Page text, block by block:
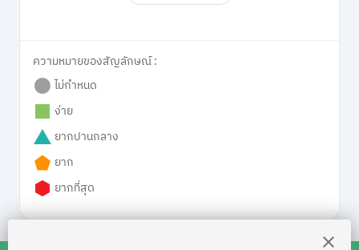
ความหมายของสัญลักษณ์ :
ไม่กำหนด
ง่าย
ยากปานกลาง
ยาก
ยากที่สุด